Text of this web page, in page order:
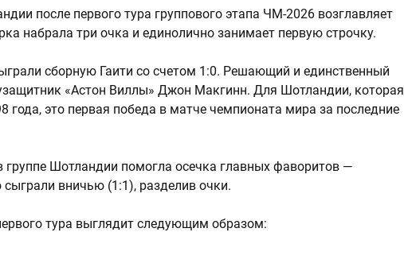
после первого тура группового этапа ЧМ-2026 возглавляет
набрала три очка и единолично занимает первую строчку.
сборную Гаити со счетом 1:0. Решающий и единственный
«Астон Виллы» Джон Макгинн. Для Шотландии, которая
года, это первая победа в матче чемпионата мира за последние
группе Шотландии помогла осечка главных фаворитов —
вничью (1:1), разделив очки.
тура выглядит следующим образом: